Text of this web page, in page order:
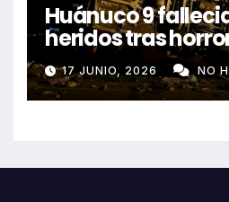
Huánuco 9
heridos tras
despiste de bus
que impactó
17 JUNIO, 2026 NO